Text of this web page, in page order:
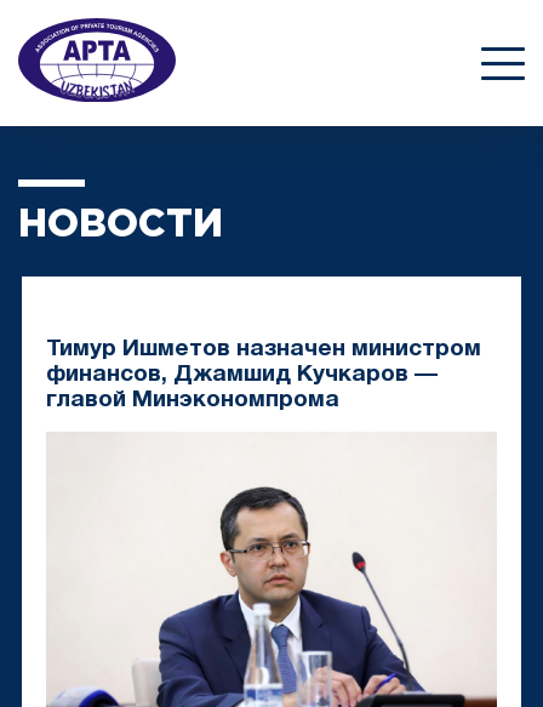
НОВОСТИ
Тимур Ишметов назначен министром
финансов, Джамшид Кучкаров —
главой Минэкономпрома